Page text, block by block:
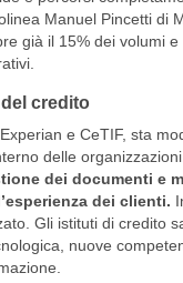
Manuel Pincetti di
già il 15% dei volumi
credito
e CeTIF, sta
delle organizzazioni.
dei documenti e
dei clienti.
Gli istituti di credito
nuove